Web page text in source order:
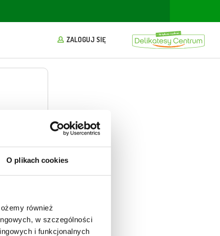
O plikach cookies
również
w szczególności
i funkcjonalnych
ZALOGUJ SIĘ
aby